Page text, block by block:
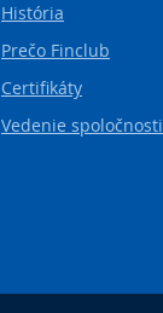
História
Prečo Finclub
Certifikáty
Vedenie spoločnosti